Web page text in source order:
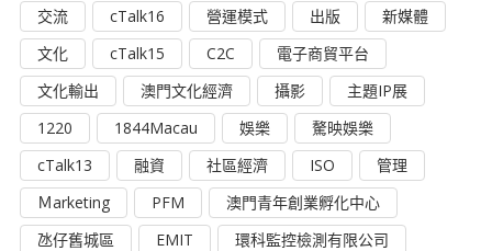
交流
cTalk16 營運模式 出版
新媒體
文化
cTalk15 C2C
電子商貿平台
文化輸出
澳門文化經濟 攝影
主題IP展
1220
1844Macau 娛樂
驁映娛樂
cTalk13
融資 社區經濟 ISO
管理
Ｍarketing
PFM
澳門青年創業孵化中心
氹仔舊城區
EMIT
環科監控檢測有限公司